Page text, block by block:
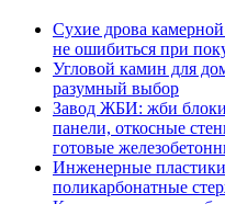
Сухие дрова
не ошибиться при
Угловой камин для
разумный выбор
Завод ЖБИ: жби
панели, откосные
готовые
Инженерные
поликарбонатные